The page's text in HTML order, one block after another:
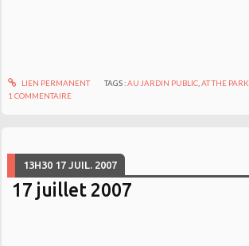
LIEN PERMANENT TAGS :AU JARDIN PUBLIC, AT THE PARK
1 COMMENTAIRE
13H30 17 JUIL. 2007
17 juillet 2007